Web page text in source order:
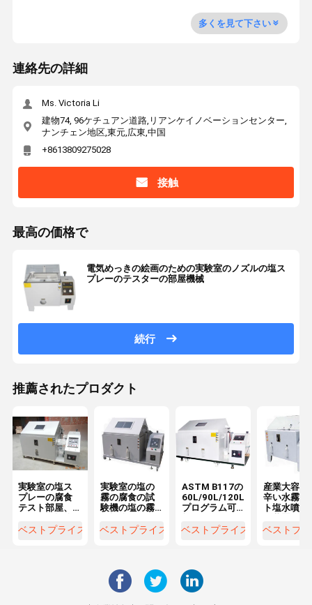
多くを見て下さい
連絡先の詳細
Ms. Victoria Li
建物74, 96ケチュアン道路,リアンケイノベーションセンター,
ナンチェン地区,東元,広東,中国
+8613809275028
接触
最高の価格で
電気めっきの絵画のための実験室のノズルの塩ス
プレーのテスターの部屋機械
続行
推薦されたプロダクト
実験室の塩ス
プレーの腐食
テスト部屋、
のテスター
ベストプライス
実験室の塩の
霧の腐食の試
験機の塩の霧
ター
ベストプライス
ASTM B117の
60L/90L/120L
プログラム可
スプレーの腐
ベストプライス
産業大容量
辛い水霧テ
ト塩水噴霧
ベストプ